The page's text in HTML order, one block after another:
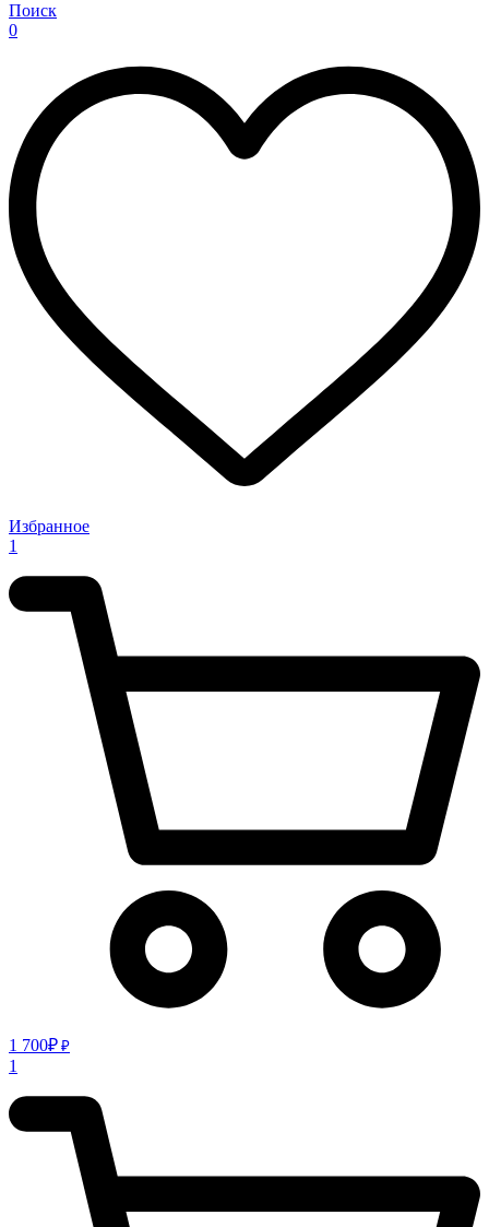
Поиск
0
Избранное
1
1 700₽ ₽
1